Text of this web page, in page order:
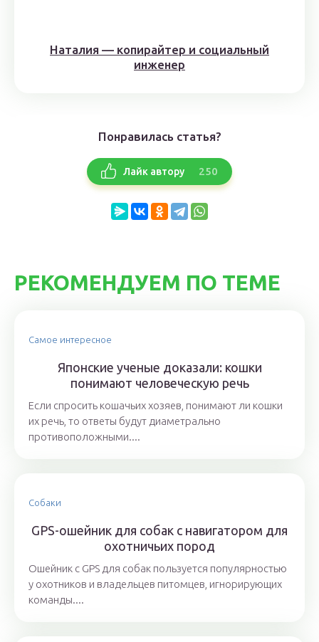
Наталия — копирайтер и социальный
инженер
Понравилась статья?
Лайк автору 250
РЕКОМЕНДУЕМ ПО ТЕМЕ
Самое интересное
Японские ученые доказали: кошки
понимают человеческую речь
Если спросить кошачьих хозяев, понимают ли кошки
их речь, то ответы будут диаметрально
противоположными....
Собаки
GPS-ошейник для собак с навигатором для
охотничьих пород
Ошейник с GPS для собак пользуется популярностью
у охотников и владельцев питомцев, игнорирующих
команды....